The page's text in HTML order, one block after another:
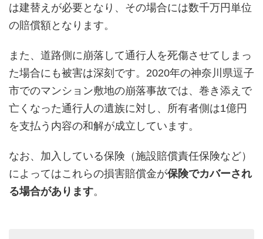
は建替えが必要となり、その場合には数千万円単位
の賠償額となります。
また、道路側に崩落して通行人を死傷させてしまっ
た場合にも被害は深刻です。2020年の神奈川県逗子
市でのマンション敷地の崩落事故では、巻き添えで
亡くなった通行人の遺族に対し、所有者側は1億円
を支払う内容の和解が成立しています。
なお、加入している保険（施設賠償責任保険など）
によってはこれらの損害賠償金が保険でカバーされ
る場合があります。